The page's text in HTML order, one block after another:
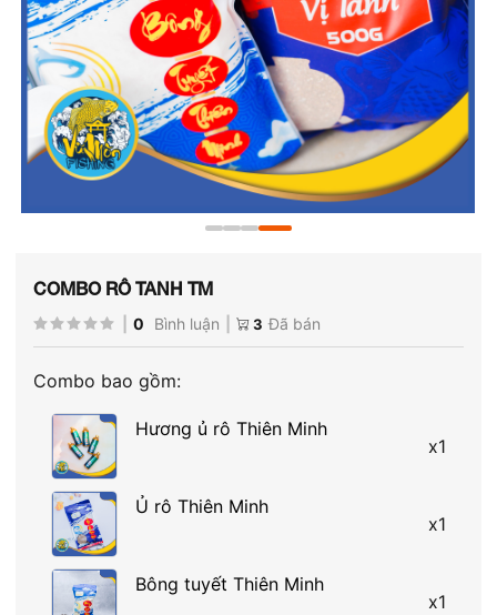
COMBO RÔ TANH TM
0 Bình luận 3 Đã bán
Combo bao gồm:
Hương ủ rô Thiên Minh
x1
Ủ rô Thiên Minh
x1
Bông tuyết Thiên Minh
x1